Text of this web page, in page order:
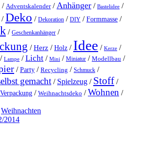
/ Adventskalender/Anhänger / Bastelidee /
/Deko / Dekoration / DIY /Formmasse /
/ Geschenkanhänger /
/Herz /Holz / Idee / Kerze /
/ Lampe /Licht / Mini / Miniatur / Modellbau /
/Party / Recycling / Schmuck /
gemacht / Spielzeug / Stoff /
Verpackung / Weihnachtsdeko /Wohnen /
Weihnachten
2014